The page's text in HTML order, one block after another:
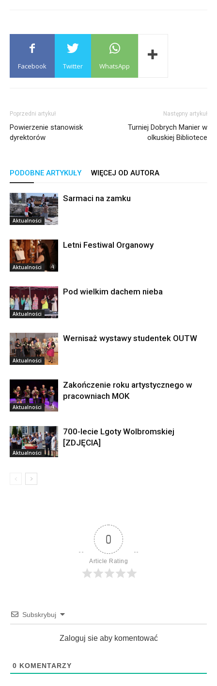
Facebook Twitter WhatsApp
Poprzedni artykuł
Powierzenie stanowisk
dyrektorów
Następny artykuł
Turniej Dobrych Manier w
olkuskiej Bibliotece
PODOBNE ARTYKUŁY WIĘCEJ OD AUTORA
Aktualności
Sarmaci na zamku
Aktualności
Letni Festiwal Organowy
Aktualności
Pod wielkim dachem nieba
Aktualności
Wernisaż wystawy studentek OUTW
Aktualności
Zakończenie roku artystycznego w
pracowniach MOK
Aktualności
700-lecie Lgoty Wolbromskiej
[ZDJĘCIA]
0
Article Rating
Subskrybuj
Zaloguj sie aby komentować
0 KOMENTARZY